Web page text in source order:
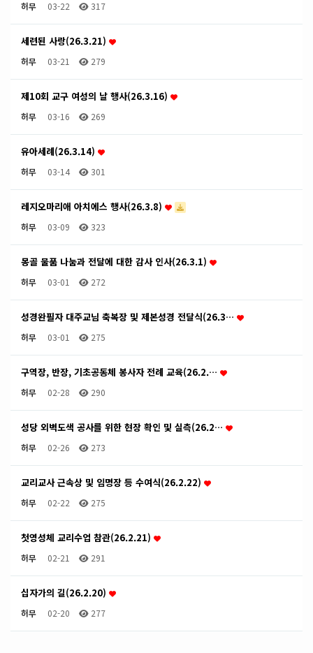
허무 03-22 317
세련된 사랑(26.3.21)
허무 03-21 279
제10회 교구 여성의 날 행사(26.3.16)
허무 03-16 269
유아세례(26.3.14)
허무 03-14 301
레지오마리애 아치에스 행사(26.3.8)
허무 03-09 323
몽골 물품 나눔과 전달에 대한 감사 인사(26.3.1)
허무 03-01 272
성경완필자 대주교님 축복장 및 제본성경 전달식(26.3…
허무 03-01 275
구역장, 반장, 기초공동체 봉사자 전례 교육(26.2.…
허무 02-28 290
성당 외벽도색 공사를 위한 현장 확인 및 실측(26.2…
허무 02-26 273
교리교사 근속상 및 임명장 등 수여식(26.2.22)
허무 02-22 275
첫영성체 교리수업 참관(26.2.21)
허무 02-21 291
십자가의 길(26.2.20)
허무 02-20 277